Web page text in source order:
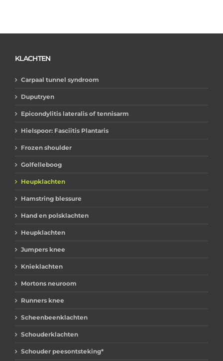
KLACHTEN
Carpaal tunnel syndroom
Duputryen
Epicondylitis lateralis of tennisarm
Hielspoor: Fasciitis Plantaris
Frozen shoulder
Golfelleboog
Heupklachten
Hamstring blessure
Hand en polsklachten
Heupklachten
Jumpers knee
Knieklachten
Mortons neuroom
Runners knee
Scheenbeenklachten
Schouderklachten
Schouder peesontsteking*